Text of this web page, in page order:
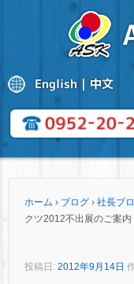
ホーム › ブログ › 社長ブ
クツ2012不出展のご案内
投稿日: 2012年9月14日